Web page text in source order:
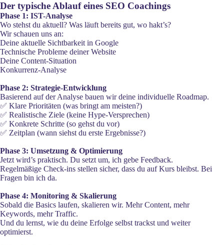
Der typische Ablauf eines SEO Coachings
Phase 1: IST-Analyse
Wo stehst du aktuell? Was läuft bereits gut, wo hakt’s?
Wir schauen uns an:
Deine aktuelle Sichtbarkeit in Google
Technische Probleme deiner Website
Deine Content-Situation
Konkurrenz-Analyse
Phase 2: Strategie-Entwicklung
Basierend auf der Analyse bauen wir deine individuelle Roadmap.
✅ Klare Prioritäten (was bringt am meisten?)
✅ Realistische Ziele (keine Hype-Versprechen)
✅ Konkrete Schritte (so gehst du vor)
✅ Zeitplan (wann siehst du erste Ergebnisse?)
Phase 3: Umsetzung & Optimierung
Jetzt wird’s praktisch. Du setzt um, ich gebe Feedback.
Regelmäßige Check-ins stellen sicher, dass du auf Kurs bleibst. Bei
Fragen bin ich da.
Phase 4: Monitoring & Skalierung
Sobald die Basics laufen, skalieren wir. Mehr Content, mehr
Keywords, mehr Traffic.
Und du lernst, wie du deine Erfolge selbst trackst und weiter
optimierst.